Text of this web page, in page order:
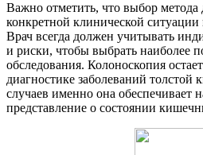
Важно отметить, что выбор метода
конкретной клинической ситуации
Врач всегда должен учитывать
и риски, чтобы выбрать наиболее
обследования. Колоноскопия
диагностике заболеваний
случаев именно она обеспечивает
представление о состоянии